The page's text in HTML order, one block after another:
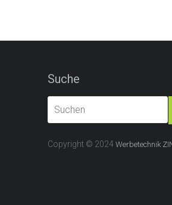
Suche
Copyright © 2024 Werbetechnik